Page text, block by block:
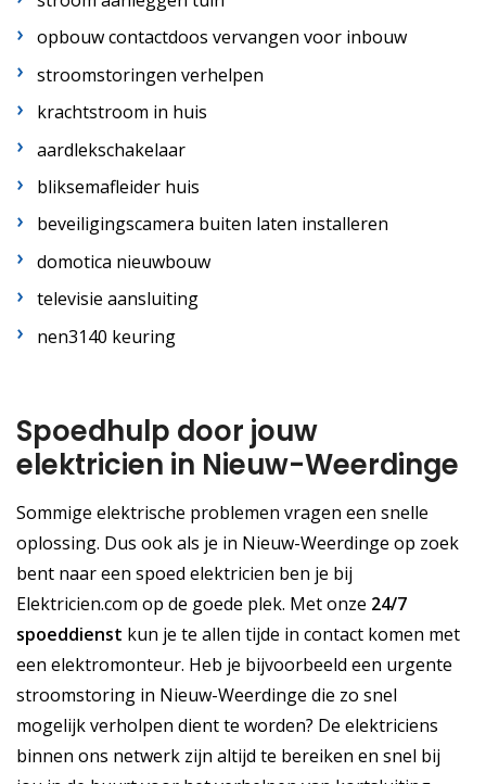
opbouw contactdoos vervangen voor inbouw
stroomstoringen verhelpen
krachtstroom in huis
aardlekschakelaar
bliksemafleider huis
beveiligingscamera buiten laten installeren
domotica nieuwbouw
televisie aansluiting
nen3140 keuring
Spoedhulp door jouw
elektricien in Nieuw-Weerdinge
Sommige elektrische problemen vragen een snelle
oplossing. Dus ook als je in Nieuw-Weerdinge op zoek
bent naar een spoed elektricien ben je bij
Elektricien.com op de goede plek. Met onze 24/7
spoeddienst kun je te allen tijde in contact komen met
een elektromonteur. Heb je bijvoorbeeld een urgente
stroomstoring in Nieuw-Weerdinge die zo snel
mogelijk verholpen dient te worden? De elektriciens
binnen ons netwerk zijn altijd te bereiken en snel bij